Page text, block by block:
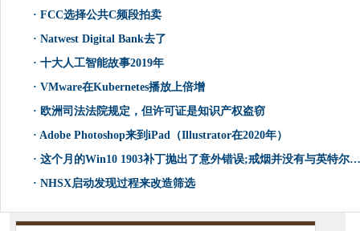
· FCC选择公共C频段拍卖
· Natwest Digital Bank去了
· 十大人工智能故事2019年
· VMware在Kubernetes播放上倍增
· 欧洲司法法院规定，但许可证是知识产权盗窃
· Adobe Photoshop来到iPad（Illustrator在2020年）
· 这个月的Win10 1903补丁抛出了意外错误;戒烟并没有与英特尔视频驱动程序发挥得很好
· NHSX启动发现过程来改造筛选